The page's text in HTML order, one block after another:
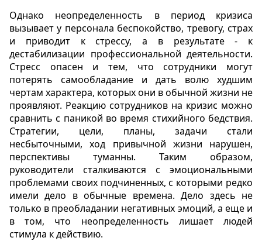
Однако неопределенность в период кризиса
вызывает у персонала беспокойство, тревогу, страх
и приводит к стрессу, а в результате - к
дестабилизации профессиональной деятельности.
Стресс опасен и тем, что сотрудники могут
потерять самообладание и дать волю худшим
чертам характера, которых они в обычной жизни не
проявляют. Реакцию сотрудников на кризис можно
сравнить с паникой во время стихийного бедствия.
Стратегии, цели, планы, задачи стали
несбыточными, ход привычной жизни нарушен,
перспективы туманны. Таким образом,
руководители сталкиваются с эмоциональными
проблемами своих подчиненных, с которыми редко
имели дело в обычные времена. Дело здесь не
только в преобладании негативных эмоций, а еще и
в том, что неопределенность лишает людей
стимула к действию.